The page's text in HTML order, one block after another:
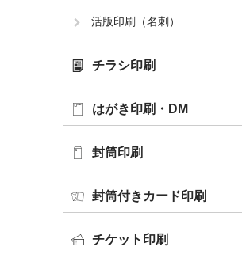
活版印刷（名刺）
チラシ印刷
はがき印刷・DM
封筒印刷
封筒付きカード印刷
チケット印刷